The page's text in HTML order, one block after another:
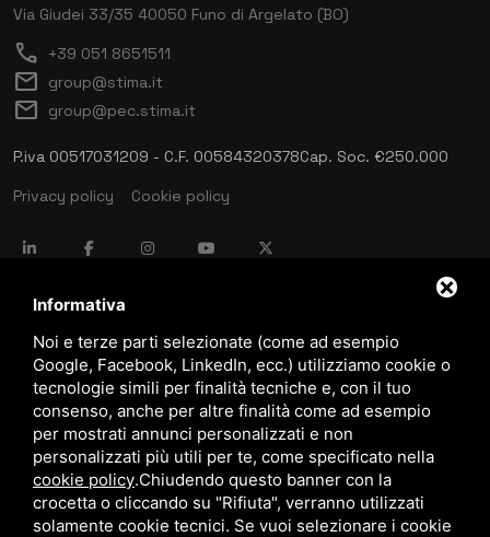
Via Giudei 33/35 40050 Funo di Argelato (BO)
call +39 051 8651511
mail group@stima.it
mail group@pec.stima.it
P.iva 00517031209 - C.F. 00584320378Cap. Soc. €250.000
Privacy policy
Cookie policy
language ITALIANO
download Catalogo Stima
download Politica qualità e sicurezza
Informativa
Noi e terze parti selezionate (come ad esempio
Google, Facebook, LinkedIn, ecc.) utilizziamo cookie o
tecnologie simili per finalità tecniche e, con il tuo
consenso, anche per altre finalità come ad esempio
per mostrati annunci personalizzati e non
personalizzati più utili per te, come specificato nella
cookie policy.Chiudendo questo banner con la
crocetta o cliccando su "Rifiuta", verranno utilizzati
solamente cookie tecnici. Se vuoi selezionare i cookie